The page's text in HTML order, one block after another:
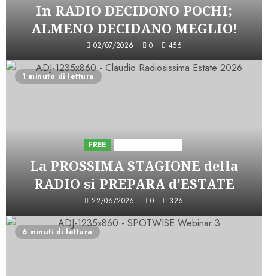
In RADIO DECIDONO POCHI;
ALMENO DECIDANO MEGLIO!
02/07/2026 0 456
1 minuto di lettura
FREE
La PROSSIMA STAGIONE della
RADIO si PREPARA d’ESTATE
22/06/2026 0 326
6 minuti di lettura